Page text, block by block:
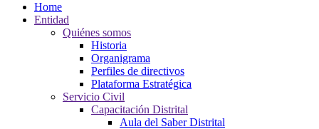
Home
Entidad
Quiénes somos
Historia
Organigrama
Perfiles de directivos
Plataforma Estratégica
Servicio Civil
Capacitación Distrital
Aula del Saber Distrital